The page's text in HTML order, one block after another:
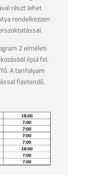
részt lehet
rendelkezzen
2 elméleti
épül fel.
A tanfolyam
fizetendő.